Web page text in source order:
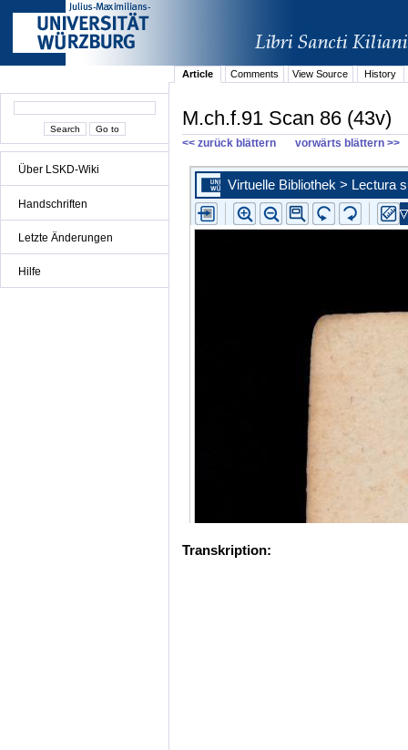
Über LSKD-Wiki
Handschriften
Letzte Änderungen
Hilfe
Article Comments View Source History
M.ch.f.91 Scan 86 (43v)
<< zurück blättern vorwärts blättern >>
Transkription: